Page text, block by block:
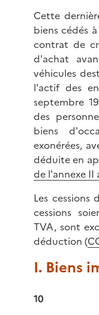
Cette
biens cédés
contrat de
d'achat
véhicules
l'actif des
septembre
des
biens
exonérées,
déduite en
de l'annexe II
Les cessions
cessions
TVA, sont
déduction (
I. Biens
10